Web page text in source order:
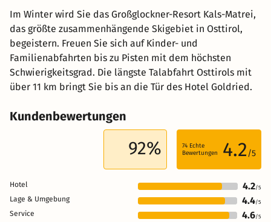
Im Winter wird Sie das Großglockner-Resort Kals-Matrei,
das größte zusammenhängende Skigebiet in Osttirol,
begeistern. Freuen Sie sich auf Kinder- und
Familienabfahrten bis zu Pisten mit dem höchsten
Schwierigkeitsgrad. Die längste Talabfahrt Osttirols mit
über 11 km bringt Sie bis an die Tür des Hotel Goldried.
Kundenbewertungen
92% 74 Echte
Bewertungen
4.2 /5
Hotel 4.2/5
Lage & Umgebung 4.4/5
Service 4.6/5